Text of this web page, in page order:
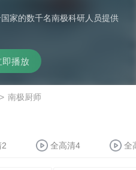
家的数千名南极科研人员提供
即播放
> 南极厨师
全高清4 全